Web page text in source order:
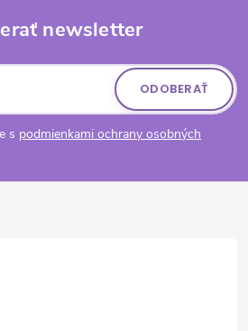
newsletter
s podmienkami ochrany osobných
ODOBERAŤ